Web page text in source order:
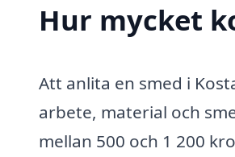
Hur mycket
Att anlita en smed i
arbete, material och
mellan 500 och 1 200